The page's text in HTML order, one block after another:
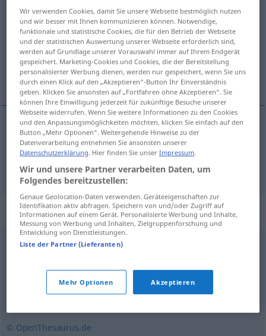
mutwillig
Übersicht aller Übersetzungen
(Für mehr Details die Übersetzung anklicken/antippen)
umyślny, umyślnie
umyślny mutwillig
(na)umyślnie mutwillig PRÄD
Synonyme für "mutwillig"
extra (ugs.),absichtlich,gewollt
wissentlich,vorsätzlich,gezielt
© OpenThesaurus.de
Wir verwenden Cookies, damit Sie unsere Webseite bestmöglich nutzen
und wir besser mit Ihnen kommunizieren können. Notwendige,
funktionale und statistische Cookies, die für den Betrieb der Webseite
und der statistischen Auswertung unserer Webseite erforderlich sind,
werden auf Grundlage unserer Vorauswahl immer auf Ihrem Endgerät
gespeichert. Marketing-Cookies und Cookies, die der Bereitstellung
personalisierter Werbung dienen, werden nur gespeichert, wenn Sie uns
durch einen Klick auf den „Akzeptieren“-Button Ihr Einverständnis
geben. Klicken Sie ansonsten auf „Fortfahren ohne Akzeptieren“. Sie
können Ihre Einwilligung jederzeit für zukünftige Besuche unserer
Webseite widerrufen. Wenn Sie weitere Informationen zu den Cookies
und den Anpassungsmöglichkeiten möchten, klicken Sie einfach auf den
Button „Mehr Optionen“. Weitergehende Hinweise zu der
Datenverarbeitung entnehmen Sie ansonsten unserer
Datenschutzerklärung. Hier finden Sie unserImpressum.
Wir und unsere Partner verarbeiten Daten, um
Folgendes bereitzustellen:
Genaue Geolocation-Daten verwenden. Geräteeigenschaften zur
Identifikation aktiv abfragen. Speichern von und/oder Zugriff auf
Informationen auf einem Gerät. Personalisierte Werbung und Inhalte,
Messung von Werbung und Inhalten, Zielgruppenforschung und
Entwicklung von Dienstleistungen.
Liste der Partner (Lieferanten)
Mehr Optionen Akzeptieren